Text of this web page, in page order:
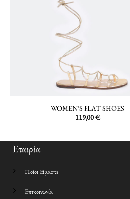
WOMEN’S FLAT SHOES
119,00€
Εταιρία
Ποίοι Είμαστε
Επικοινωνία